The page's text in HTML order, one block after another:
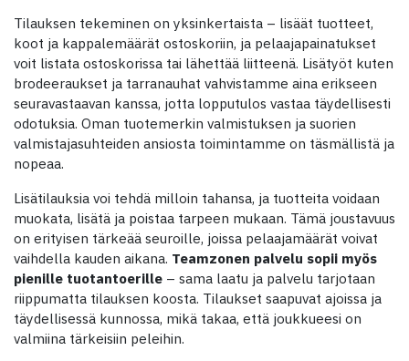
Tilauksen tekeminen on yksinkertaista – lisäät tuotteet,
koot ja kappalemäärät ostoskoriin, ja pelaajapainatukset
voit listata ostoskorissa tai lähettää liitteenä. Lisätyöt kuten
brodeeraukset ja tarranauhat vahvistamme aina erikseen
seuravastaavan kanssa, jotta lopputulos vastaa täydellisesti
odotuksia. Oman tuotemerkin valmistuksen ja suorien
valmistajasuhteiden ansiosta toimintamme on täsmällistä ja
nopeaa.
Lisätilauksia voi tehdä milloin tahansa, ja tuotteita voidaan
muokata, lisätä ja poistaa tarpeen mukaan. Tämä joustavuus
on erityisen tärkeää seuroille, joissa pelaajamäärät voivat
vaihdella kauden aikana. Teamzonen palvelu sopii myös
pienille tuotantoerille – sama laatu ja palvelu tarjotaan
riippumatta tilauksen koosta. Tilaukset saapuvat ajoissa ja
täydellisessä kunnossa, mikä takaa, että joukkueesi on
valmiina tärkeisiin peleihin.